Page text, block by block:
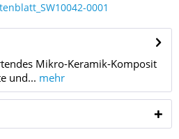
0001
Mikro-Keramik-Komposit
und... mehr